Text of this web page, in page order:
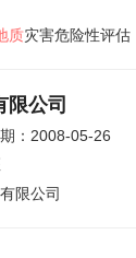
质灾害危险性评估
限公司
：2008-05-26
有限公司